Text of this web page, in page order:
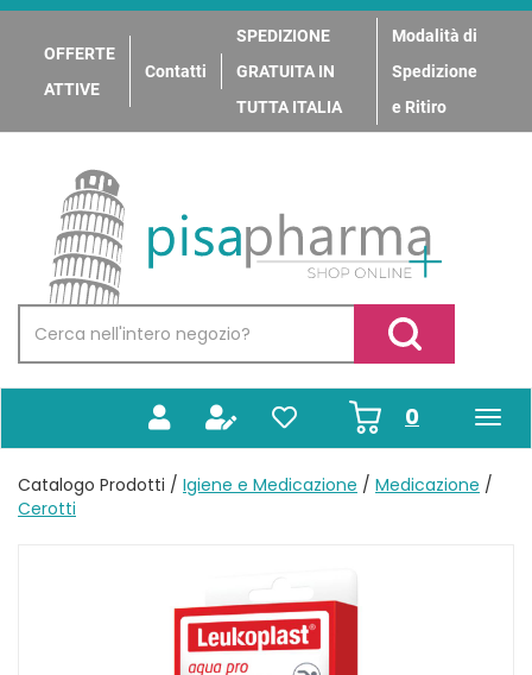
Passa
contenuto
principale
OFFERTE
ATTIVE
Contatti
SPEDIZIONE
GRATUITA IN
TUTTA ITALIA
Modalità di
Spedizione
e Ritiro
PisaPharma
Prodotto
Cerca Prodotto
0prodotti
inseriti
Catalogo Prodotti / Igiene e Medicazione / Medicazione /
Cerotti